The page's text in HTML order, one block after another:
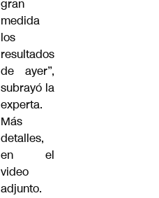
gran
medida
los
resultados
de ayer”,
subrayó la
experta.
Más
detalles,
en el
video
adjunto.